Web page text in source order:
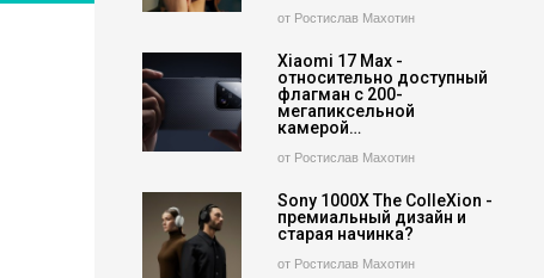
от Ростислав Махотин
Xiaomi 17 Max -
относительно доступный
флагман с 200-
мегапиксельной
камерой…
от Ростислав Махотин
Sony 1000X The ColleXion -
премиальный дизайн и
старая начинка?
от Ростислав Махотин